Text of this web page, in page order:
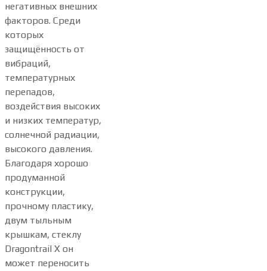
негативных внешних
факторов. Среди
которых
защищённость от
вибраций,
температурных
перепадов,
воздействия высоких
и низких температур,
солнечной радиации,
высокого давления.
Благодаря хорошо
продуманной
конструкции,
прочному пластику,
двум тыльным
крышкам, стеклу
Dragontrail X он
может переносить